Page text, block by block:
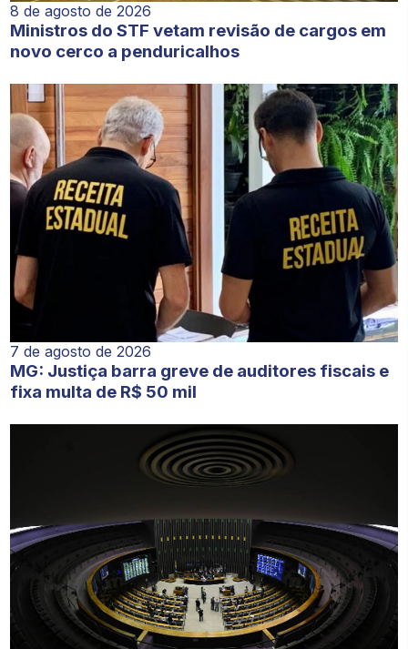
8 de agosto de 2026
Ministros do STF vetam revisão de cargos em
novo cerco a penduricalhos
7 de agosto de 2026
MG: Justiça barra greve de auditores fiscais e
fixa multa de R$ 50 mil